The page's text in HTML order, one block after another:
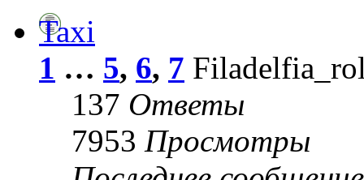
Taxi
1 … 5, 6, 7
137 Ответы
7953 Просмотры